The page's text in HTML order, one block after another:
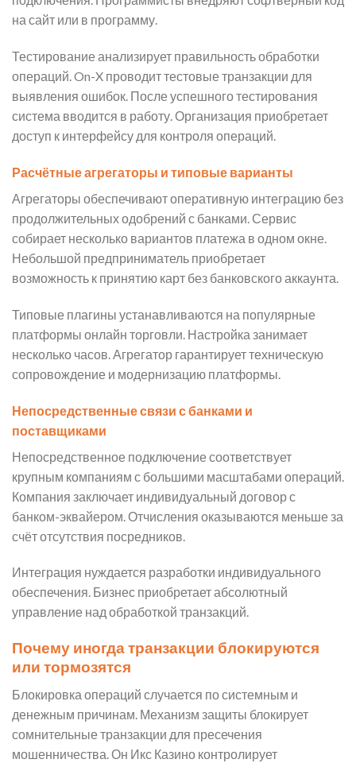
на сайт или в программу.
Тестирование анализирует правильность обработки
операций. On-X проводит тестовые транзакции для
выявления ошибок. После успешного тестирования
система вводится в работу. Организация приобретает
доступ к интерфейсу для контроля операций.
Расчётные агрегаторы и типовые варианты
Агрегаторы обеспечивают оперативную интеграцию без
продолжительных одобрений с банками. Сервис
собирает несколько вариантов платежа в одном окне.
Небольшой предприниматель приобретает
возможность к принятию карт без банковского аккаунта.
Типовые плагины устанавливаются на популярные
платформы онлайн торговли. Настройка занимает
несколько часов. Агрегатор гарантирует техническую
сопровождение и модернизацию платформы.
Непосредственные связи с банками и
поставщиками
Непосредственное подключение соответствует
крупным компаниям с большими масштабами операций.
Компания заключает индивидуальный договор с
банком-эквайером. Отчисления оказываются меньше за
счёт отсутствия посредников.
Интеграция нуждается разработки индивидуального
обеспечения. Бизнес приобретает абсолютный
управление над обработкой транзакций.
Почему иногда транзакции блокируются
или тормозятся
Блокировка операций случается по системным и
денежным причинам. Механизм защиты блокирует
сомнительные транзакции для пресечения
мошенничества. Он Икс Казино контролирует